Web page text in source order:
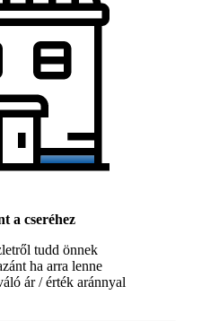
a cseréhez
tudd önnek
ha arra lenne
ár / érték aránnyal